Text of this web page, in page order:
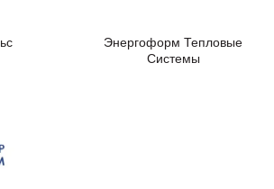
Энергоформ Тепловые
Системы